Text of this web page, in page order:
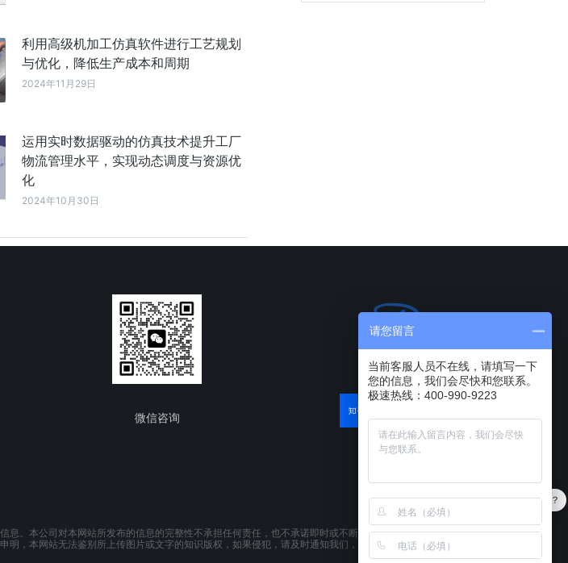
利用高级机加工仿真软件进行工艺规划
与优化，降低生产成本和周期
2024年11月29日
运用实时数据驱动的仿真技术提升工厂
物流管理水平，实现动态调度与资源优
化
2024年10月30日
微信咨询
。本公司对本网站所发布的信息的完整性不承担任何责任，也不承诺即时或不断更新本网站所载资料。本网站所提供的
，本网站无法鉴别所上传图片或文字的知识版权，如果侵犯，请及时通知我们，本网站将在第一时间及时删除。
产品可以试用吗？
最近有优惠吗？
请您留言
当前客服人员不在线，请填写一下
您的信息，我们会尽快和您联系。
极速热线：400-990-9223